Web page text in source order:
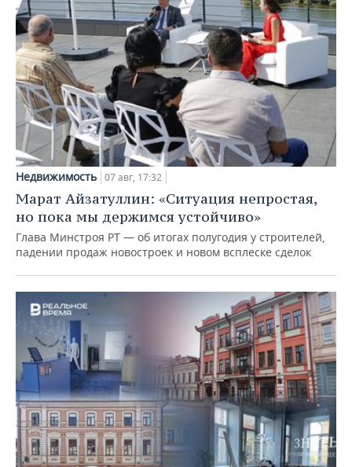
Недвижимость 07 авг, 17:32
Марат Айзатуллин: «Ситуация непростая,
но пока мы держимся устойчиво»
Глава Минстроя РТ — об итогах полугодия у строителей,
падении продаж новостроек и новом всплеске сделок